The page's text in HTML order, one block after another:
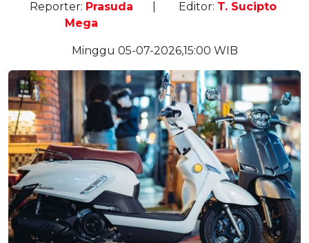
Reporter: Prasuda
Mega
Editor: T. Sucipto
Minggu 05-07-2026,15:00 WIB